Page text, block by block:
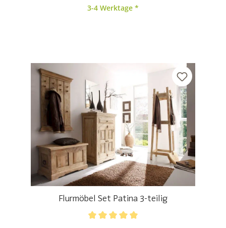
3-4 Werktage *
Flurmöbel Set Patina 3-teilig